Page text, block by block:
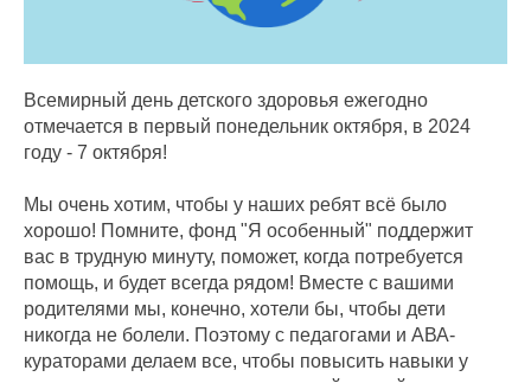
Всемирный день детского здоровья ежегодно
отмечается в первый понедельник октября, в 2024
году - 7 октября!
Мы очень хотим, чтобы у наших ребят всё было
хорошо! Помните, фонд "Я особенный" поддержит
вас в трудную минуту, поможет, когда потребуется
помощь, и будет всегда рядом! Вместе с вашими
родителями мы, конечно, хотели бы, чтобы дети
никогда не болели. Поэтому с педагогами и АВА-
кураторами делаем все, чтобы повысить навыки у